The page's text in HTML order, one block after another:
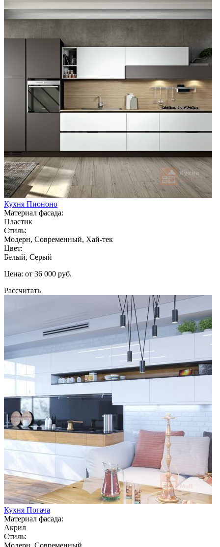
Кухня Пиононо
Материал фасада:
Пластик
Стиль:
Модерн, Современный, Хай-тек
Цвет:
Белый, Серый
Цена: от 36 000 руб.
Рассчитать
Кухня Погача
Материал фасада:
Акрил
Стиль:
Модерн, Современный